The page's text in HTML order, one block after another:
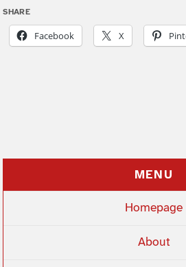
SHARE
Facebook X
MENU
Homepage
About